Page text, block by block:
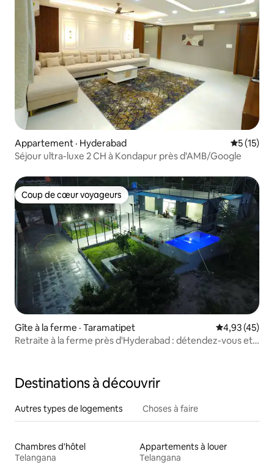
Appartement · Hyderabad Note
5 (15)
Séjour ultra-luxe 2 CH à Kondapur près d'AMB/Google
Coup de cœur voyageurs
Coup de cœur voyageurs
Gîte à la ferme · Taramatipet Note
4,93 (45)
Retraite à la ferme près d'Hyderabad : détendez-vous et
Destinations à découvrir
Autres types de logements Choses à faire
Chambres d'hôtel
Telangana
Appartements à louer
Telangana